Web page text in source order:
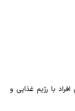
با رژیم غذایی و